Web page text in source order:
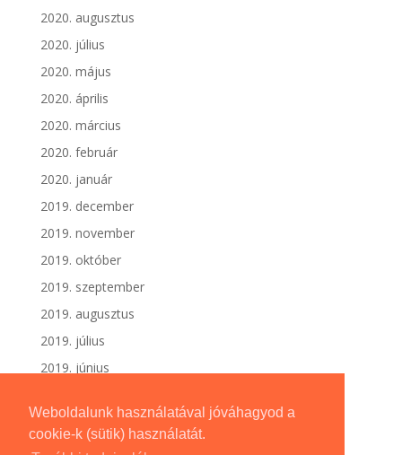
Weboldalunk használatával jóváhagyod a
cookie-k (sütik) használatát.
2020. augusztus
2020. július
2020. május
2020. április
2020. március
2020. február
2020. január
2019. december
2019. november
2019. október
2019. szeptember
2019. augusztus
2019. július
2019. június